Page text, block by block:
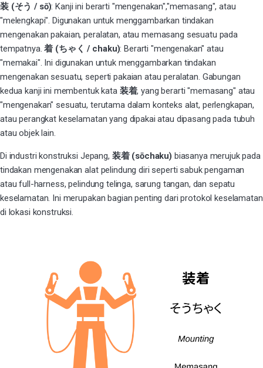
装 (そう / sō): Kanji ini berarti "mengenakan","memasang", atau
"melengkapi". Digunakan untuk menggambarkan tindakan
mengenakan pakaian, peralatan, atau memasang sesuatu pada
tempatnya.着 (ちゃく / chaku): Berarti "mengenakan" atau
"memakai". Ini digunakan untuk menggambarkan tindakan
mengenakan sesuatu, seperti pakaian atau peralatan. Gabungan
kedua kanji ini membentuk kata 装着, yang berarti "memasang" atau
"mengenakan" sesuatu, terutama dalam konteks alat, perlengkapan,
atau perangkat keselamatan yang dipakai atau dipasang pada tubuh
atau objek lain.
Di industri konstruksi Jepang, 装着 (sōchaku) biasanya merujuk pada
tindakan mengenakan alat pelindung diri seperti sabuk pengaman
ataufull-harness, pelindung telinga, sarung tangan, dan sepatu
keselamatan. Ini merupakan bagian penting dari protokol keselamatan
di lokasi konstruksi.